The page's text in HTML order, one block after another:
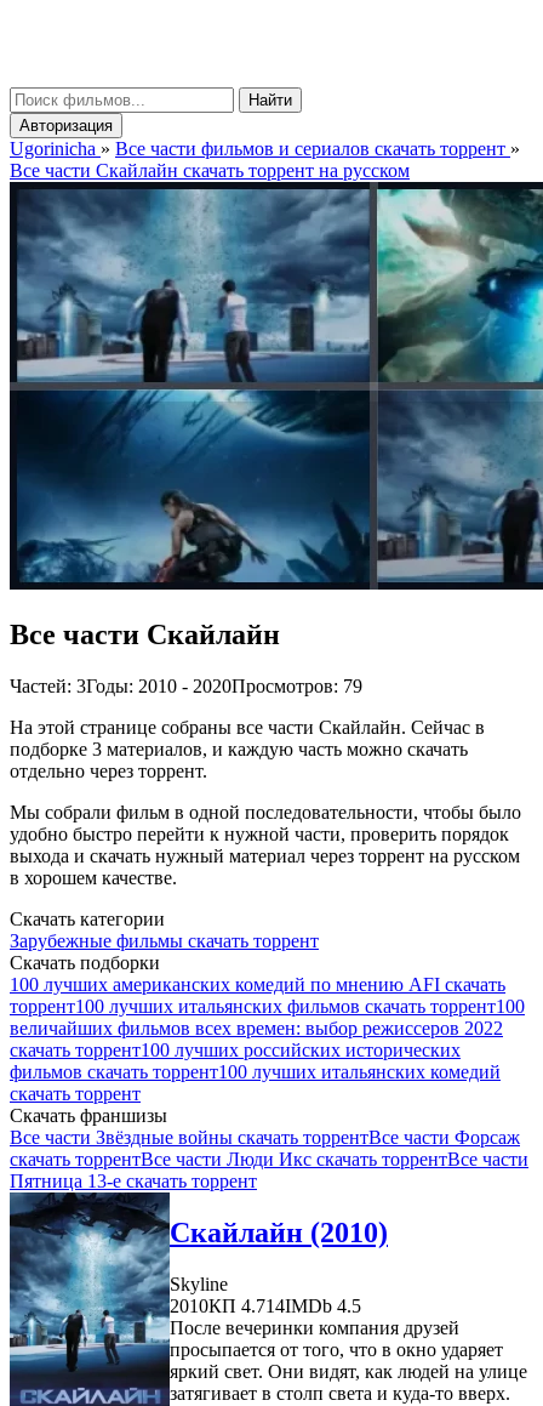
Найти
Авторизация
Ugorinicha » Все части фильмов и сериалов скачать торрент »
Все части Скайлайн скачать торрент на русском
Все части Скайлайн
Частей: 3Годы: 2010 - 2020Просмотров: 79
На этой странице собраны все части Скайлайн. Сейчас в
подборке 3 материалов, и каждую часть можно скачать
отдельно через торрент.
Мы собрали фильм в одной последовательности, чтобы было
удобно быстро перейти к нужной части, проверить порядок
выхода и скачать нужный материал через торрент на русском
в хорошем качестве.
Скачать категории
Зарубежные фильмы скачать торрент
Скачать подборки
100 лучших американских комедий по мнению AFI скачать
торрент100 лучших итальянских фильмов скачать торрент100
величайших фильмов всех времен: выбор режиссеров 2022
скачать торрент100 лучших российских исторических
фильмов скачать торрент100 лучших итальянских комедий
скачать торрент
Скачать франшизы
Все части Звёздные войны скачать торрентВсе части Форсаж
скачать торрентВсе части Люди Икс скачать торрентВсе части
Пятница 13-е скачать торрент
Скайлайн (2010)
Skyline
2010КП 4.714IMDb 4.5
После вечеринки компания друзей
просыпается от того, что в окно ударяет
яркий свет. Они видят, как людей на улице
затягивает в столп света и куда-то вверх.